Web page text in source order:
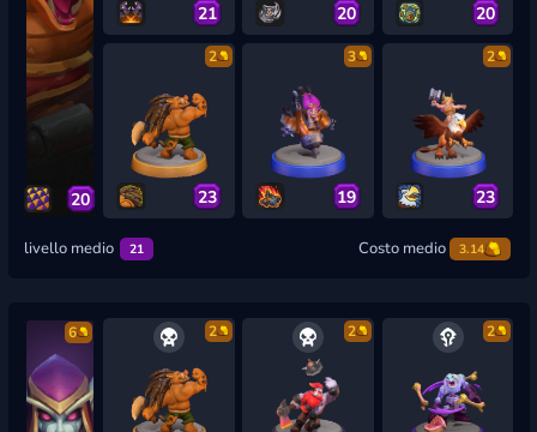
20
21 20 20
2
23
3
19
2
23
livello medio 21 Costo medio 3.14
6 2 2 2